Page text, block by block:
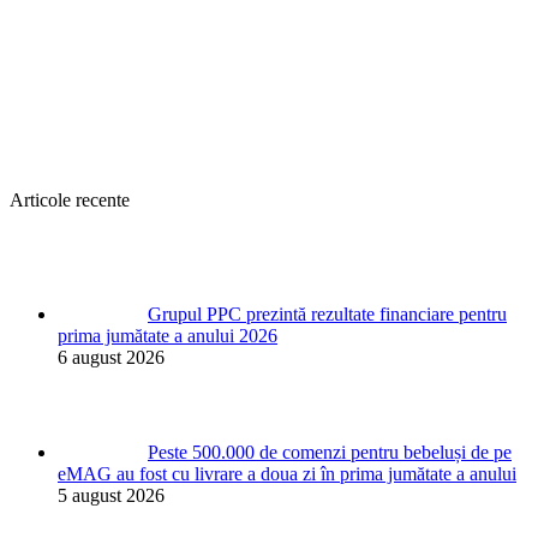
Articole recente
Grupul PPC prezintă rezultate financiare pentru
prima jumătate a anului 2026
6 august 2026
Peste 500.000 de comenzi pentru bebeluși de pe
eMAG au fost cu livrare a doua zi în prima jumătate a anului
5 august 2026